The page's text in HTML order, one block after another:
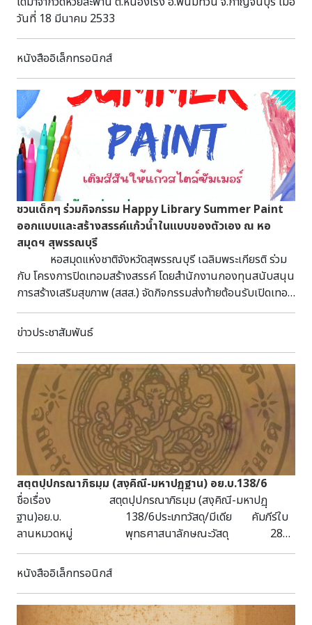
วันที่ 18 มีนาคม 2533
หนังสืออิเล็กทรอนิกส์
ชวนเด็กๆ ร่วมกิจกรรม Happy Library Summer Paint
ออกแบบและสร้างสรรค์แก้วน้ำในแบบของตัวเอง ณ หอ
สมุดฯ สุพรรณบุรี
หอสมุดแห่งชาติจังหวัดสุพรรณบุรี เฉลิมพระเกียรติ ร่วม
กับ โครงการปิดเทอมสร้างสรรค์ โดยสำนักงานกองทุนสนับสนุน
การสร้างเสริมสุขภาพ (สสส.) จัดกิจกรรมส่งท้ายต้อนรับเปิดเทอม
ขอเชิญชวนเด็กๆ ร่วมกิจกรรม Happy Library Summer
Paint เติมสีสันให้แก้วสไตล์ซัมเมอร์ ออกแบบและสร้างสรรค์แก้ว
พฤษภาคม 2568 ฟรี ไม่เสียค่าใช้จ่ายในการเข้าร่วมกิจกรรม
สามารถติดต่อขอรับอุปกรณ์ได้ที่ห้องบริการเด็กและเยาวชน
หอสมุดแห่งชาติจังหวัดสุพรรณบุรี เฉลิมพระเกียรติ สอบถามเพิ่ม
เติม โทร. 035 535 343 หรือทาง Facebook หอสมุดแห่งชาติ
จังหวัดสุพรรณบุรี เฉลิมพระเกียรติ
https://www.facebook.com/
ข่าวประชาสัมพันธ์
สตฺตปฺปกรณาภิธมฺม (สงฺคิณี-มหาปฏฺฐาน) อย.บ.138/6
ชื่อเรื่อง สตฺตปฺปกรณาภิธมฺม (สงฺคิณี-มหาปฏฺ
ฐาน)อย.บ. 138/6ประเภทวัสดุ/มีเดีย คัมภีร์ใบ
ลานหมวดหมู่ พุทธศาสนาลักษณะวัสดุ 28
หน้า กว้าง 4.9 ซม. ยาว 55.2 ซม.หัวเรื่อง พระ
อภิธรรมปิฎก พระยมกบทคัดย่อ/บันทึก
จ.พระนครศรีอยุธยา
หนังสืออิเล็กทรอนิกส์